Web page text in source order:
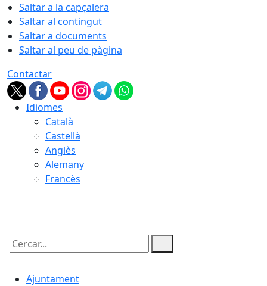
Saltar a la capçalera
Saltar al contingut
Saltar a documents
Saltar al peu de pàgina
Contactar
Idiomes
Català
Castellà
Anglès
Alemany
Francès
Cercar:
Ajuntament